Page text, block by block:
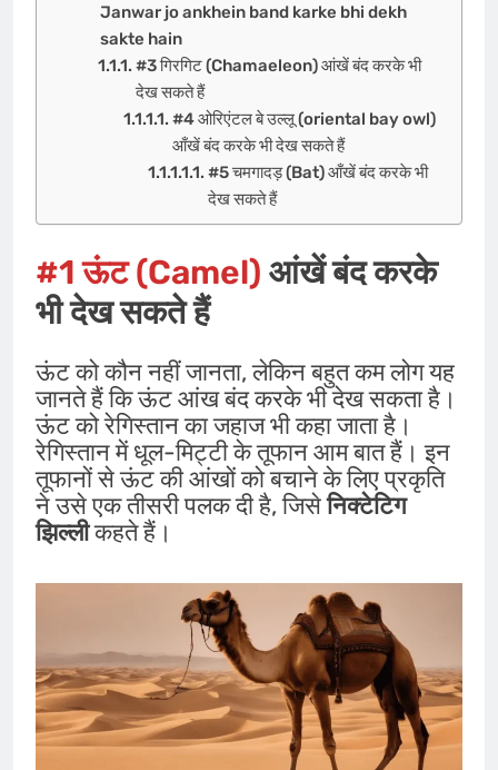
Janwar jo ankhein band karke bhi dekh
sakte hain
#3 गिरगिट (Chamaeleon) आंखें बंद करके भी
देख सकते हैं
#4 ओरिएंटल बे उल्लू (oriental bay owl)
आँखें बंद करके भी देख सकते हैं
#5 चमगादड़ (Bat) आँखें बंद करके भी
देख सकते हैं
#1 ऊंट (Camel) आंखें बंद करके
भी देख सकते हैं
ऊंट को कौन नहीं जानता, लेकिन बहुत कम लोग यह
जानते हैं कि ऊंट आंख बंद करके भी देख सकता है।
ऊंट को रेगिस्तान का जहाज भी कहा जाता है।
रेगिस्तान में धूल-मिट्टी के तूफान आम बात हैं। इन
तूफानों से ऊंट की आंखों को बचाने के लिए प्रकृति
ने उसे एक तीसरी पलक दी है, जिसेनिक्टेटिग
झिल्लीकहते हैं।